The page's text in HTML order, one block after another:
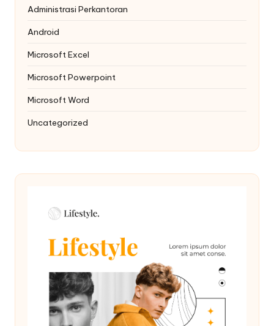
Administrasi Perkantoran
Android
Microsoft Excel
Microsoft Powerpoint
Microsoft Word
Uncategorized